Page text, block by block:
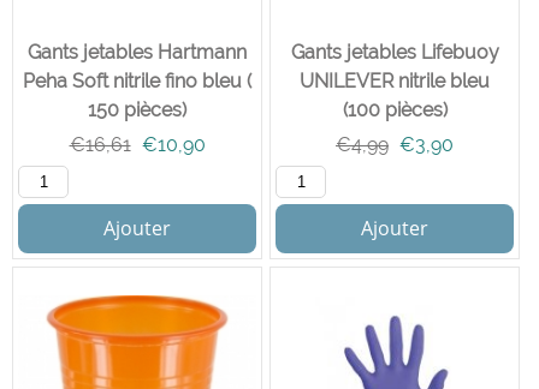
Gants jetables Hartmann
Peha Soft nitrile fino bleu (
150 pièces)
€16,61 €10,90
Ajouter
Gants jetables Lifebuoy
UNILEVER nitrile bleu
(100 pièces)
€4,99 €3,90
Ajouter